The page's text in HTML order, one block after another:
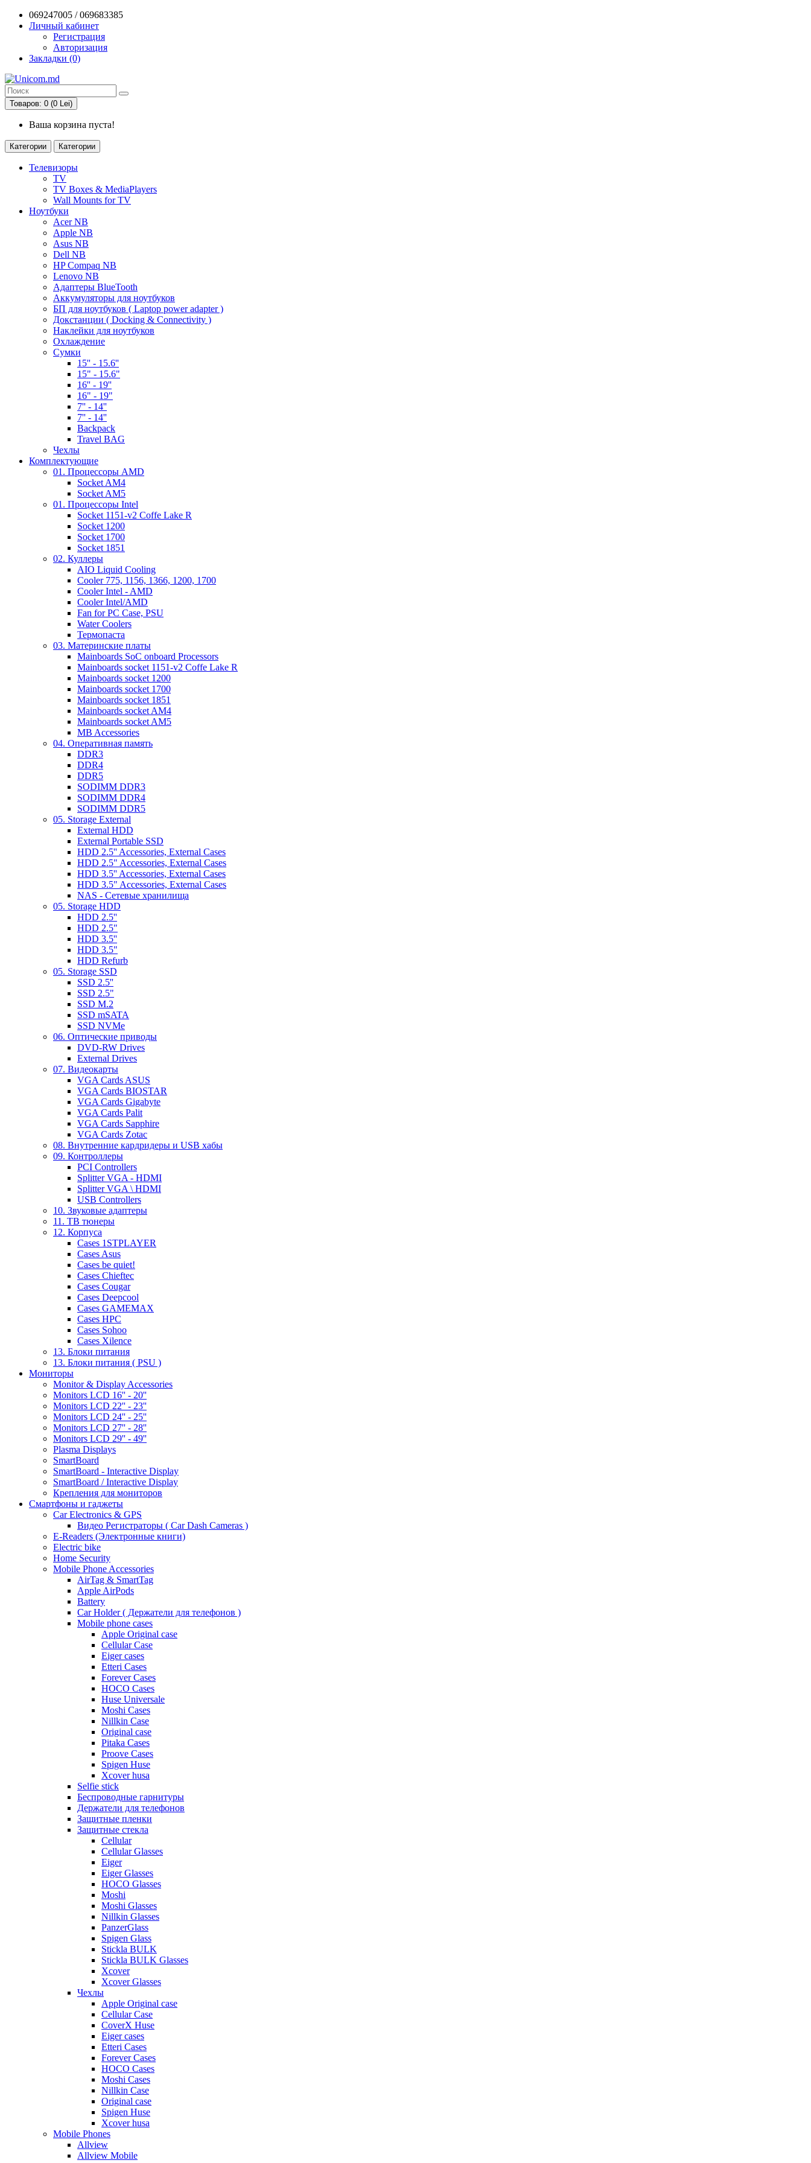
069247005 / 069683385
Личный кабинет
Регистрация
Авторизация
Закладки (0)
Товаров: 0 (0 Lei)
Ваша корзина пуста!
Категории Категории
Телевизоры
TV
TV Boxes & MediaPlayers
Wall Mounts for TV
Ноутбуки
Acer NB
Apple NB
Asus NB
Dell NB
HP Compaq NB
Lenovo NB
Адаптеры BlueTooth
Аккумуляторы для ноутбуков
БП для ноутбуков ( Laptop power adapter )
Докстанции ( Docking & Connectivity )
Наклейки для ноутбуков
Охлаждение
Сумки
15'' - 15.6''
15" - 15.6"
16'' - 19''
16" - 19"
7'' - 14''
7'' - 14''
Backpack
Travel BAG
Чехлы
Комплектующие
01. Процессоры AMD
Socket AM4
Socket AM5
01. Процессоры Intel
Socket 1151-v2 Coffe Lake R
Socket 1200
Socket 1700
Socket 1851
02. Куллеры
AIO Liquid Cooling
Cooler 775, 1156, 1366, 1200, 1700
Cooler Intel - AMD
Cooler Intel/AMD
Fan for PC Case, PSU
Water Coolers
Термопаста
03. Материнские платы
Mainboards SoC onboard Processors
Mainboards socket 1151-v2 Coffe Lake R
Mainboards socket 1200
Mainboards socket 1700
Mainboards socket 1851
Mainboards socket AM4
Mainboards socket AM5
MB Accessories
04. Оперативная память
DDR3
DDR4
DDR5
SODIMM DDR3
SODIMM DDR4
SODIMM DDR5
05. Storage External
External HDD
External Portable SSD
HDD 2.5'' Accessories, External Cases
HDD 2.5" Accessories, External Cases
HDD 3.5'' Accessories, External Cases
HDD 3.5" Accessories, External Cases
NAS - Сетевые хранилища
05. Storage HDD
HDD 2.5''
HDD 2.5"
HDD 3.5''
HDD 3.5"
HDD Refurb
05. Storage SSD
SSD 2.5''
SSD 2.5"
SSD M.2
SSD mSATA
SSD NVMe
06. Оптические приводы
DVD-RW Drives
External Drives
07. Видеокарты
VGA Cards ASUS
VGA Cards BIOSTAR
VGA Cards Gigabyte
VGA Cards Palit
VGA Cards Sapphire
VGA Cards Zotac
08. Внутренние кардридеры и USB хабы
09. Контроллеры
PCI Controllers
Splitter VGA - HDMI
Splitter VGA \ HDMI
USB Controllers
10. Звуковые адаптеры
11. ТВ тюнеры
12. Корпуса
Cases 1STPLAYER
Cases Asus
Cases be quiet!
Cases Chieftec
Cases Cougar
Cases Deepcool
Cases GAMEMAX
Cases HPC
Cases Sohoo
Cases Xilence
13. Блоки питания
13. Блоки питания ( PSU )
Мониторы
Monitor & Display Accessories
Monitors LCD 16'' - 20''
Monitors LCD 22'' - 23''
Monitors LCD 24'' - 25''
Monitors LCD 27'' - 28''
Monitors LCD 29'' - 49''
Plasma Displays
SmartBoard
SmartBoard - Interactive Display
SmartBoard / Interactive Display
Крепления для мониторов
Смартфоны и гаджеты
Car Electronics & GPS
Видео Регистраторы ( Car Dash Cameras )
E-Readers (Электронные книги)
Electric bike
Home Security
Mobile Phone Accessories
AirTag & SmartTag
Apple AirPods
Battery
Car Holder ( Держатели для телефонов )
Mobile phone cases
Apple Original case
Cellular Case
Eiger cases
Etteri Cases
Forever Cases
HOCO Cases
Huse Universale
Moshi Cases
Nillkin Case
Original case
Pitaka Cases
Proove Cases
Spigen Huse
Xcover husa
Selfie stick
Беспроводные гарнитуры
Держатели для телефонов
Защитные пленки
Защитные стекла
Cellular
Cellular Glasses
Eiger
Eiger Glasses
HOCO Glasses
Moshi
Moshi Glasses
Nillkin Glasses
PanzerGlass
Spigen Glass
Stickla BULK
Stickla BULK Glasses
Xcover
Xcover Glasses
Чехлы
Apple Original case
Cellular Case
CoverX Huse
Eiger cases
Etteri Cases
Forever Cases
HOCO Cases
Moshi Cases
Nillkin Case
Original case
Spigen Huse
Xcover husa
Mobile Phones
Allview
Allview Mobile